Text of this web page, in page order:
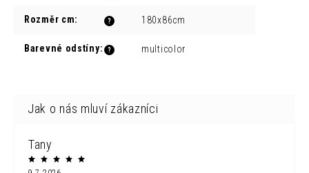
?
Rozměr cm: 180x86cm
?
Barevné odstíny: multicolor
Tany